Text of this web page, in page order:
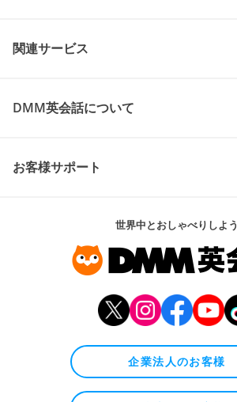
関連サービス
DMM英会話について
お客様サポート
世界中とおしゃべりしよう
企業法人のお客様